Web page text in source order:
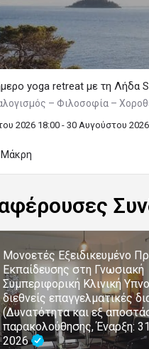
yoga retreat με τη Λήδα
– Φιλοσοφία –
2026 18:00 - 30 Αυγούστου
Μάκρη
Μονοετές Εξειδικευμένο
Εκπαίδευσης στη Γνωσιακή
Συμπεριφορική Κλινική
διεθνείς επαγγελματικές
(Δυνατότητα και εξ
παρακολούθησης, Έναρξη:
2026